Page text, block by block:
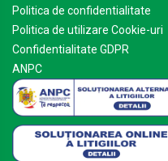
Politica de confidentialitate
Politica de utilizare Cookie-uri
Confidentialitate GDPR
ANPC